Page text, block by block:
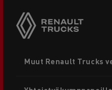
menu
Muut Renault Trucks